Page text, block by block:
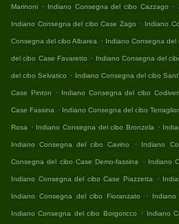
Marinoni . Indiano Consegna del cibo Cazzago .
Indiano Consegna del cibo Case Zago . Indiano
Consegna del cibo Albarea . Indiano Consegna del
del cibo Case Favaretto . Indiano Consegna del
del cibo Selvatico . Indiano Consegna del cibo
Case Pinton . Indiano Consegna del cibo
Case Fassina . Indiano Consegna del cibo
Rosa . Indiano Consegna del cibo Bronzola .
Indiano Consegna del cibo Cavino . Indiano
Consegna del cibo Case Demo-fassina . Indiano
Indiano Consegna del cibo Case Piazzetta .
Indiano Consegna del cibo Fioranzato .
Indiano Consegna del cibo Borgoricco . Indiano